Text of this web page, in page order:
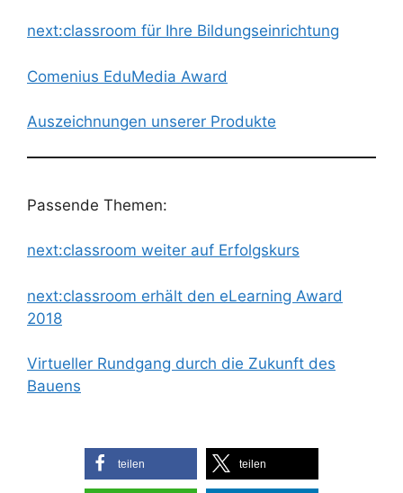
next:classroom für Ihre Bildungseinrichtung
Comenius EduMedia Award
Auszeichnungen unserer Produkte
Passende Themen:
next:classroom weiter auf Erfolgskurs
next:classroom erhält den eLearning Award
2018
Virtueller Rundgang durch die Zukunft des
Bauens
teilen teilen